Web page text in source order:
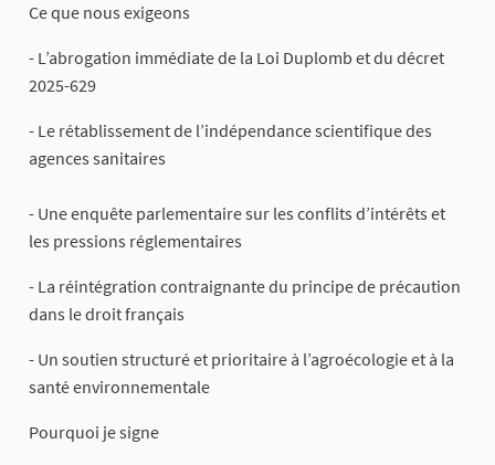
Ce que nous exigeons
- L’abrogation immédiate de la Loi Duplomb et du décret
2025-629
- Le rétablissement de l’indépendance scientifique des
agences sanitaires
- Une enquête parlementaire sur les conflits d’intérêts et
les pressions réglementaires
- La réintégration contraignante du principe de précaution
dans le droit français
- Un soutien structuré et prioritaire à l’agroécologie et à la
santé environnementale
Pourquoi je signe